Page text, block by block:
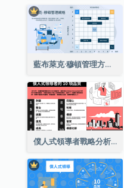
藍布萊克·穆頓管理方格戰略分析
僕人式領導者戰略分析的10項品質